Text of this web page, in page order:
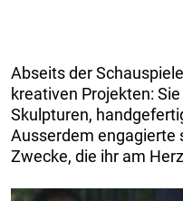
Abseits der
kreativen Projekten:
Skulpturen,
Ausserdem engagierte
Zwecke, die ihr am